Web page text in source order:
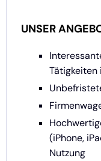
UNSER
Tätigkeiten
(iPhone,
Nutzung